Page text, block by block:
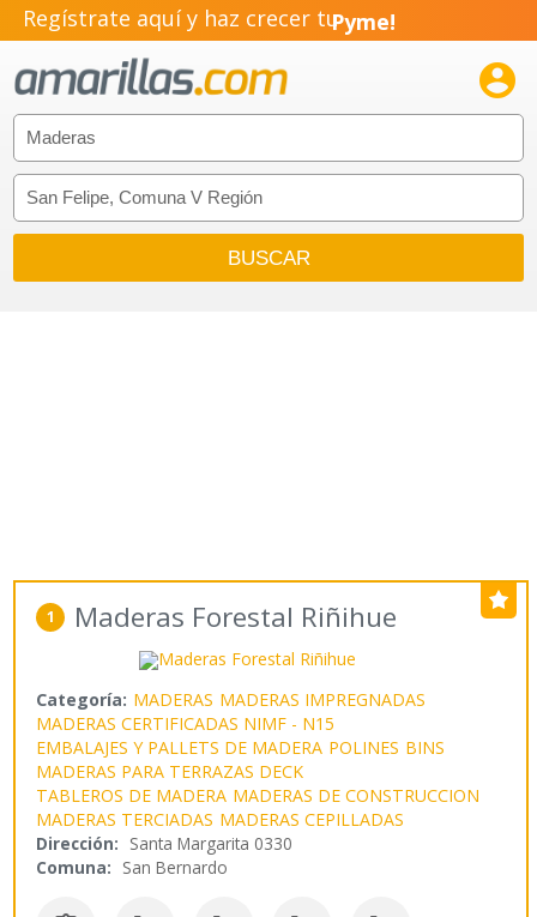
Regístrate aquí y haz crecer tuPyme!
Emprendimiento!

1 Maderas Forestal Riñihue
Categoría: MADERAS MADERAS IMPREGNADAS
MADERAS CERTIFICADAS NIMF - N15
EMBALAJES Y PALLETS DE MADERA POLINES BINS
MADERAS PARA TERRAZAS DECK
TABLEROS DE MADERA MADERAS DE CONSTRUCCION
MADERAS TERCIADAS MADERAS CEPILLADAS
Dirección: Santa Margarita 0330
Comuna: San Bernardo